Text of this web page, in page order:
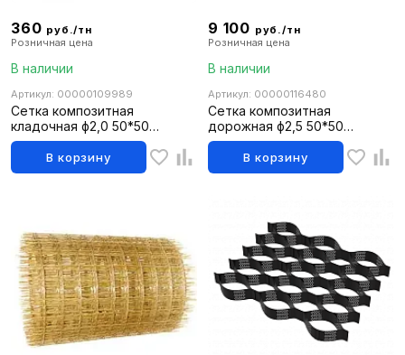
360 руб./тн
Розничная цена
В наличии
Артикул: 00000109989
Сетка композитная
кладочная ф2,0 50*50
(0,10*25м)
В корзину
9 100 руб./тн
Розничная цена
В наличии
Артикул: 00000116480
Сетка композитная
дорожная ф2,5 50*50
(1,0*50м)
В корзину